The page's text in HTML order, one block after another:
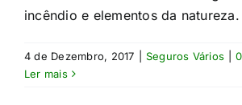
incêndio e elementos da natureza.​
4 de Dezembro, 2017 Seguros Vários
Ler mais